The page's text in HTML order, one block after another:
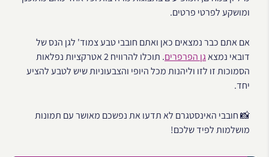
ומושקע לפרטי פרטים.
אם אתם כבר נמצאים כאן ואתם חובבי טבע צמוד' לגן הנס של
דובאי נמצאגן הפרפרים
. תוכלו להרוויח 2 אטרקציות נפלאות
הסמוכות זו לזו וליהנות מכל היופי והצבעוניות שיש לטבע להציע
יחד.
📸 חובבי האינסטגרם לא תדעו את נפשכם מאושר עם תמונות
מושלמות לפיד שלכם!